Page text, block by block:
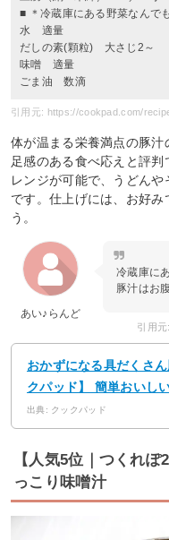
■ ＊冷蔵庫にある野菜なんで
水 適量
だしの素(顆粒) 大さじ2～
味噌 適量
ごま油 数滴
引用元: https://cookpad.com/
体が温まる栄養満点の豚
足感のある食べ応えと評
レンジが可能で、うどん
です。仕上げには、お好
う。
あい♪らんど
冷蔵庫に
豚汁はお
引用
おかずになる具だくさ
クパッド】 簡単おいし
出典: クックパッド
【人気5位｜つくれ
っこり味噌汁